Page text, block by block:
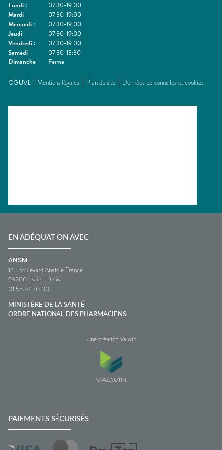
Lundi :
07:30-19:00
Mardi :
07:30-19:00
Mercredi :
07:30-19:00
Jeudi :
07:30-19:00
Vendredi :
07:30-19:00
Samedi :
07:30-13:30
Dimanche : Fermé
CGUVL Mentions légales Plan du site Données personnelles et cookies
EN ADÉQUATION AVEC
ANSM
143 boulevard Anatole France
93200 Saint-Denis
01 55 87 30 00
MINISTÈRE DE LA SANTÉ
ORDRE NATIONAL DES PHARMACIENS
Une création Valwin
PAIEMENTS SÉCURISÉS